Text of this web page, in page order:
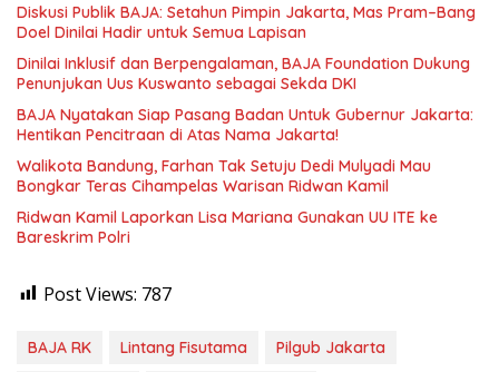
Diskusi Publik BAJA: Setahun Pimpin Jakarta, Mas Pram–Bang
Doel Dinilai Hadir untuk Semua Lapisan
Dinilai Inklusif dan Berpengalaman, BAJA Foundation Dukung
Penunjukan Uus Kuswanto sebagai Sekda DKI
BAJA Nyatakan Siap Pasang Badan Untuk Gubernur Jakarta:
Hentikan Pencitraan di Atas Nama Jakarta!
Walikota Bandung, Farhan Tak Setuju Dedi Mulyadi Mau
Bongkar Teras Cihampelas Warisan Ridwan Kamil
Ridwan Kamil Laporkan Lisa Mariana Gunakan UU ITE ke
Bareskrim Polri
Post Views: 787
BAJA RK Lintang Fisutama
Pilgub Jakarta